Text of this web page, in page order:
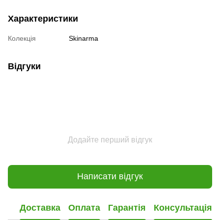
Характеристики
Колекція Skinarma
Відгуки
Додайте перший відгук
Написати відгук
Доставка Оплата Гарантія Консультація